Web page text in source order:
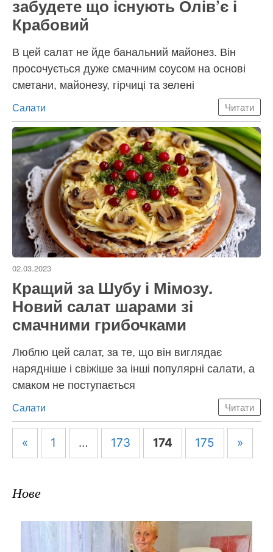
забудете що існують Олів’є і
Крабовий
В цей салат не йде банальний майонез. Він
просочується дуже смачним соусом на основі
сметани, майонезу, гірчиці та зелені
Категорії
Салати Читати
02.03.2023
Кращий за Шубу і Мімозу.
Новий салат шарами зі
смачними грибочками
Люблю цей салат, за те, що він виглядає
нарядніше і свіжіше за інші популярні салати, а
смаком не поступається
Категорії
Салати Читати
Навігація
« 1 … 173 174 175 »
Нове